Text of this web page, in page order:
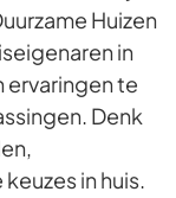
Huizen
in
ervaringen te
Denk
in huis.